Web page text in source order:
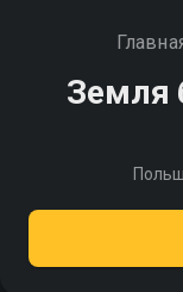
Земля